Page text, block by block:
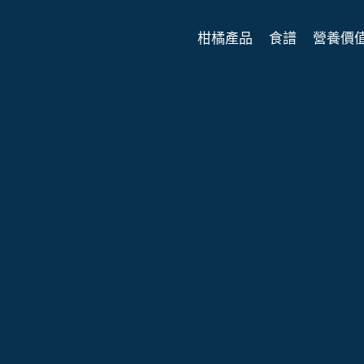
柑橘產品 食譜 營養價